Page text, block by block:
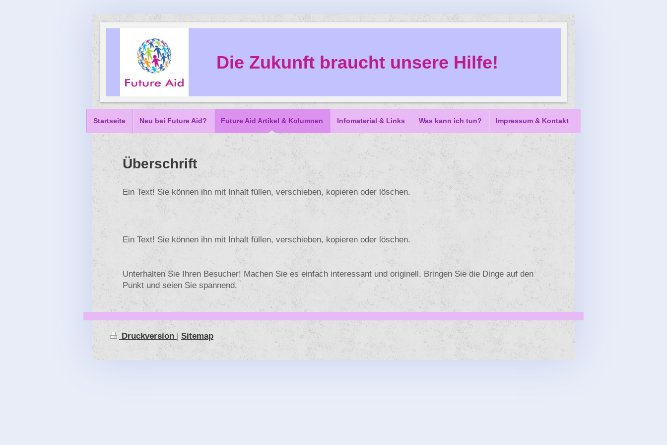
Die Zukunft braucht unsere Hilfe!
Startseite Neu bei Future Aid? Future Aid Artikel & Kolumnen Infomaterial & Links Was kann ich tun? Impressum & Kontakt
Überschrift
Ein Text! Sie können ihn mit Inhalt füllen, verschieben, kopieren oder löschen.
Ein Text! Sie können ihn mit Inhalt füllen, verschieben, kopieren oder löschen.
Unterhalten Sie Ihren Besucher! Machen Sie es einfach interessant und originell. Bringen Sie die Dinge auf den
Punkt und seien Sie spannend.
Druckversion | Sitemap